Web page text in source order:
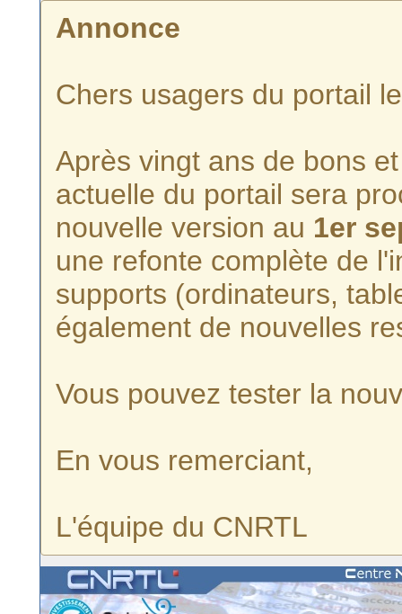
Annonce
Chers usagers du portail
Après vingt ans de bons
actuelle du portail sera
nouvelle version au 1er
une refonte complète de
supports (ordinateurs,
également de nouvelles
Vous pouvez tester la
En vous remerciant,
L'équipe du CNRTL